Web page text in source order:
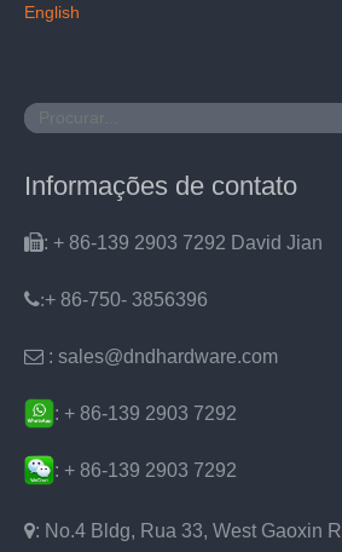
English
Informações de contato
: + 86-139 2903 7292 David Jian
:+ 86-750- 3856396
 : sales@dndhardware.com
: + 86-139 2903 7292
: + 86-139 2903 7292
: No.4 Bldg, Rua 33, West Gaoxin